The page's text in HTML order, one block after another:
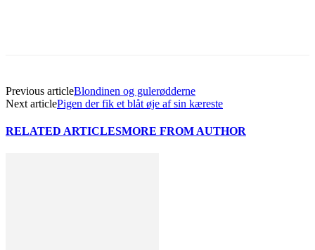
Previous articleBlondinen og gulerødderne
Next articlePigen der fik et blåt øje af sin kæreste
RELATED ARTICLESMORE FROM AUTHOR